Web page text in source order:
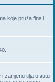
koje pruža fina i
zamjenu ulja u autu